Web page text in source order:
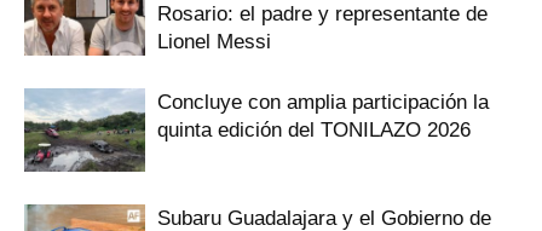
Rosario: el padre y representante de
Lionel Messi
Concluye con amplia participación la
quinta edición del TONILAZO 2026
Subaru Guadalajara y el Gobierno de